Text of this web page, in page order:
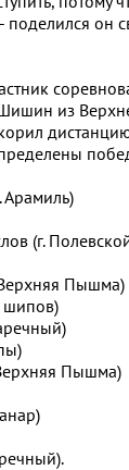
поделился он
из
Арамиль)
(г.
Пышма)
шипов)
Пышма)